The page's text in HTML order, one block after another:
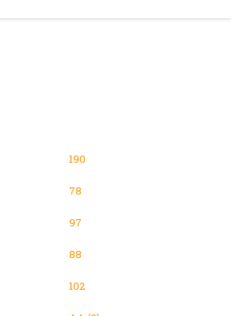
190
78
97
88
102